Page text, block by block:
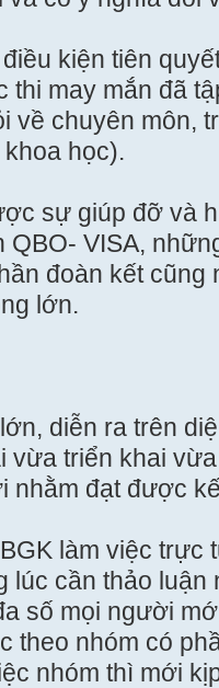
kiện tiên
thi may mắn đã
về chuyên môn,
học).
sự giúp đỡ và
QBO- VISA,
đoàn kết
lớn.
diễn ra trên
vừa triển khai
nhằm đạt được
làm việc trực
lúc cần thảo luận
số mọi người
theo nhóm có
nhóm thì mới